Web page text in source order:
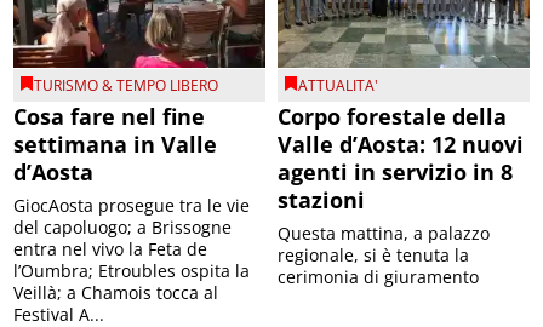
TURISMO & TEMPO LIBERO
Cosa fare nel fine
settimana in Valle
d’Aosta
GiocAosta prosegue tra le vie
del capoluogo; a Brissogne
entra nel vivo la Feta de
l’Oumbra; Etroubles ospita la
Veillà; a Chamois tocca al
Festival A...
ATTUALITA'
Corpo forestale della
Valle d’Aosta: 12 nuovi
agenti in servizio in 8
stazioni
Questa mattina, a palazzo
regionale, si è tenuta la
cerimonia di giuramento